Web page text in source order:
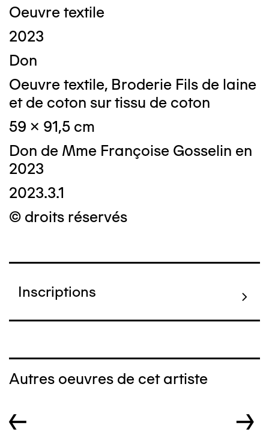
Oeuvre textile
2023
Don
Oeuvre textile, Broderie Fils de laine
et de coton sur tissu de coton
59 x 91,5 cm
Don de Mme Françoise Gosselin en
2023
2023.3.1
© droits réservés
Inscriptions
Autres oeuvres de cet artiste
← →